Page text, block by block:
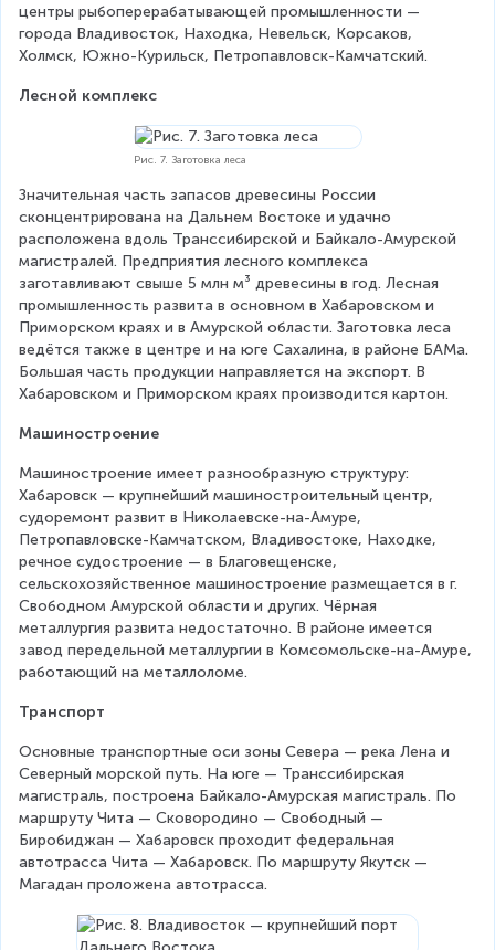
центры рыбоперерабатывающей промышленности —
города Владивосток, Находка, Невельск, Корсаков,
Холмск, Южно-Курильск, Петропавловск-Камчатский.
Лесной комплекс
Рис. 7. Заготовка леса
Значительная часть запасов древесины России
сконцентрирована на Дальнем Востоке и удачно
расположена вдоль Транссибирской и Байкало-Амурской
магистралей. Предприятия лесного комплекса
заготавливают свыше 5 млн м³ древесины в год. Лесная
промышленность развита в основном в Хабаровском и
Приморском краях и в Амурской области. Заготовка леса
ведётся также в центре и на юге Сахалина, в районе БАМа.
Большая часть продукции направляется на экспорт. В
Хабаровском и Приморском краях производится картон.
Машиностроение
Машиностроение имеет разнообразную структуру:
Хабаровск — крупнейший машиностроительный центр,
судоремонт развит в Николаевске-на-Амуре,
Петропавловске-Камчатском, Владивостоке, Находке,
речное судостроение — в Благовещенске,
сельскохозяйственное машиностроение размещается в г.
Свободном Амурской области и других. Чёрная
металлургия развита недостаточно. В районе имеется
завод передельной металлургии в Комсомольске-на-Амуре,
работающий на металлоломе.
Транспорт
Основные транспортные оси зоны Севера — река Лена и
Северный морской путь. На юге — Транссибирская
магистраль, построена Байкало-Амурская магистраль. По
маршруту Чита — Сковородино — Свободный —
Биробиджан — Хабаровск проходит федеральная
автотрасса Чита — Хабаровск. По маршруту Якутск —
Магадан проложена автотрасса.